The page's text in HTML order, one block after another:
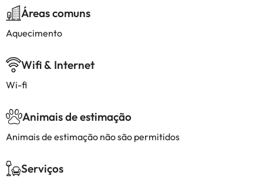
Áreas comuns
Aquecimento
Wifi & Internet
Wi-fi
Animais de estimação
Animais de estimação não são permitidos
Serviços